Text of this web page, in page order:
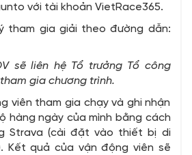
với tài khoản VietRace365.
tham gia giải theo đường dẫn:
sẽ liên hệ Tổ trưởng Tổ công
gia chương trình.
viên tham gia chạy và ghi nhận
hàng ngày của mình bằng cách
Strava (cài đặt vào thiết bị di
Kết quả của vận động viên sẽ